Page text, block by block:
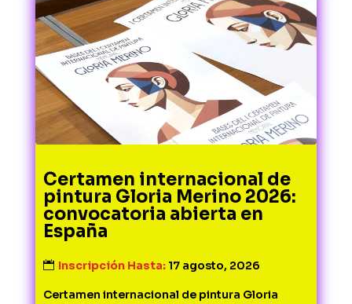
Certamen internacional de
pintura Gloria Merino 2026:
convocatoria abierta en
España
Inscripción Hasta: 17 agosto, 2026
Certamen internacional de pintura Gloria